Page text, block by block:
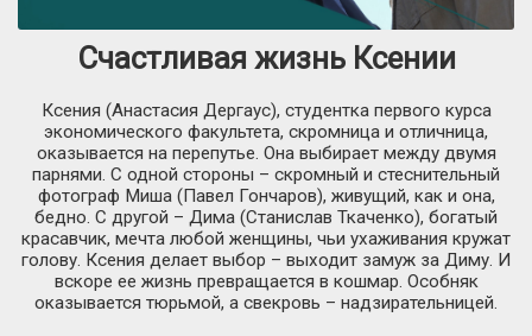
Счастливая жизнь Ксении
Ксения (Анастасия Дергаус), студентка первого курса
экономического факультета, скромница и отличница,
оказывается на перепутье. Она выбирает между двумя
парнями. С одной стороны – скромный и стеснительный
фотограф Миша (Павел Гончаров), живущий, как и она,
бедно. С другой – Дима (Станислав Ткаченко), богатый
красавчик, мечта любой женщины, чьи ухаживания кружат
голову. Ксения делает выбор – выходит замуж за Диму. И
вскоре ее жизнь превращается в кошмар. Особняк
оказывается тюрьмой, а свекровь – надзирательницей.